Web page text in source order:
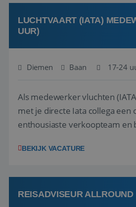
deze onderdelen zijn nu
LUCHTVAART (IATA)
UUR)
Diemen Baan 17-24
Als medewerker vluchten
met je directe Iata collega een
enthousiaste verkoopteam en
en tarieven waar je collega’s
kwaliteitsbewaking van alles
BEKIJK VACATURE
REISADVISEUR ALLROUND